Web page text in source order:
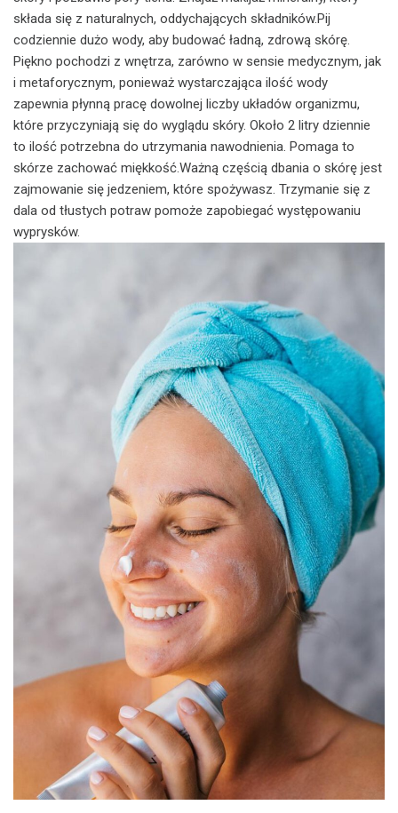
składa się z naturalnych, oddychających składników.Pij
codziennie dużo wody, aby budować ładną, zdrową skórę.
Piękno pochodzi z wnętrza, zarówno w sensie medycznym, jak
i metaforycznym, ponieważ wystarczająca ilość wody
zapewnia płynną pracę dowolnej liczby układów organizmu,
które przyczyniają się do wyglądu skóry. Około 2 litry dziennie
to ilość potrzebna do utrzymania nawodnienia. Pomaga to
skórze zachować miękkość.Ważną częścią dbania o skórę jest
zajmowanie się jedzeniem, które spożywasz. Trzymanie się z
dala od tłustych potraw pomoże zapobiegać występowaniu
wyprysków.